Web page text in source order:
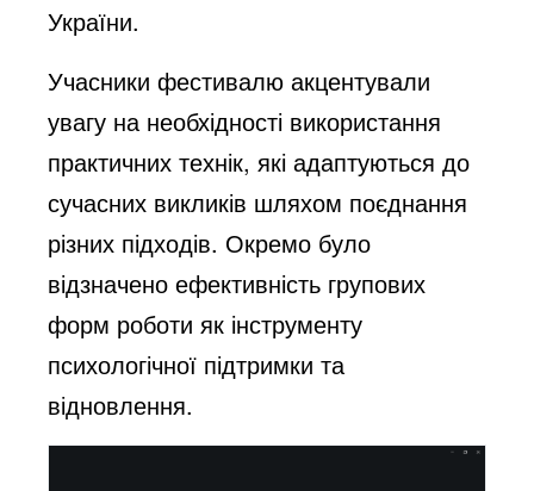
України.
Учасники фестивалю акцентували
увагу на необхідності використання
практичних технік, які адаптуються до
сучасних викликів шляхом поєднання
різних підходів. Окремо було
відзначено ефективність групових
форм роботи як інструменту
психологічної підтримки та
відновлення.